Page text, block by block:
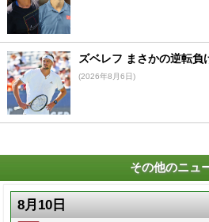
ズベレフ まさかの逆転負
(2026年8月6日)
その他のニュ
8月10日